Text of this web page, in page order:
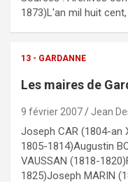
1873)L'an mil huit
13 - GARDANNE
Les maires de
9 février 2007 Jean
Joseph CAR (1804-an
1805-1814)Augustin
VAUSSAN (1818-
1825)Joseph MARIN